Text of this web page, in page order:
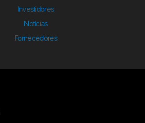
Investidores
Notícias
Fornecedores